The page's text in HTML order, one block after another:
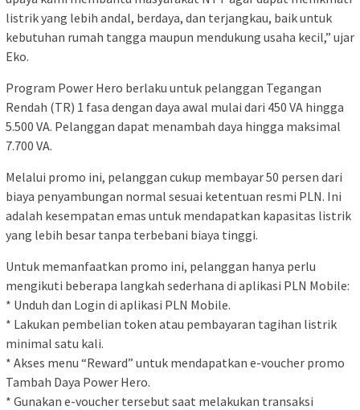
listrik yang lebih andal, berdaya, dan terjangkau, baik untuk
kebutuhan rumah tangga maupun mendukung usaha kecil,” ujar
Eko.
Program Power Hero berlaku untuk pelanggan Tegangan
Rendah (TR) 1 fasa dengan daya awal mulai dari 450 VA hingga
5.500 VA. Pelanggan dapat menambah daya hingga maksimal
7.700 VA.
Melalui promo ini, pelanggan cukup membayar 50 persen dari
biaya penyambungan normal sesuai ketentuan resmi PLN. Ini
adalah kesempatan emas untuk mendapatkan kapasitas listrik
yang lebih besar tanpa terbebani biaya tinggi.
Untuk memanfaatkan promo ini, pelanggan hanya perlu
mengikuti beberapa langkah sederhana di aplikasi PLN Mobile:
* Unduh dan Login di aplikasi PLN Mobile.
* Lakukan pembelian token atau pembayaran tagihan listrik
minimal satu kali.
* Akses menu “Reward” untuk mendapatkan e-voucher promo
Tambah Daya Power Hero.
* Gunakan e-voucher tersebut saat melakukan transaksi